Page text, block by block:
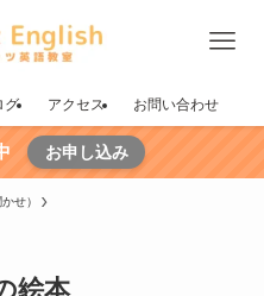
グ アクセス お問い合わせ
お申し込み
せ）
絵本